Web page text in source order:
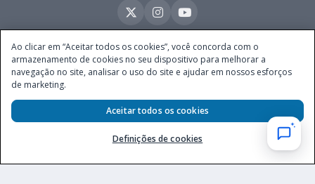
Este site é operado pela Ventmear Brasil LTDA (CNPJ 52.868.380/0001-84), com
endereço na Avenida Brigadeiro Faria Lima, nº 4.055, 3º andar, Itaim Bibi, no
Município de São Paulo, Estado de São Paulo, CEP 04538-133, Brasil - empresa
autorizada a operar apostas de quota fixa em todo território nacional pela
Secretaria de Prêmios e Apostas do Ministério da Fazenda, conforme Portaria nº
247, de 07.02.2025, publicada no DOU em 11.2.2025.
Ao clicar em “Aceitar todos os cookies”, você concorda com o
armazenamento de cookies no seu dispositivo para melhorar a
navegação no site, analisar o uso do site e ajudar em nossos esforços
de marketing.
Definições de cookies
Aceitar todos os cookies